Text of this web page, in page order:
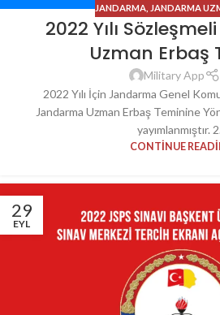
JANDARMA JANDARMA
2022 Yılı
Uzman Erbaş
Military App
2022 Yılı İçin Jandarma Genel
Jandarma Uzman Erbaş Teminine
yayımlanmıştır.
CONTINUE
29
EYL